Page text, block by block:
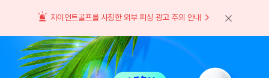
자이언트골프를 사칭한 외부 피싱 광고 주의 안내